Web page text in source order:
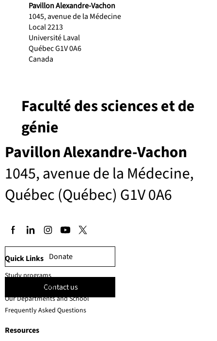
Pavillon Alexandre-Vachon
1045, avenue de la Médecine
Local 2213
Université Laval
Québec G1V 0A6
Canada
Pavillon Alexandre-Vachon
1045, avenue de la Médecine,
Québec (Québec) G1V 0A6
Faculté des sciences et de
génie
Donate
Contact us
Quick Links
Resources
Study programs
Faculty members
Our Departments and School
Frequently Asked Questions